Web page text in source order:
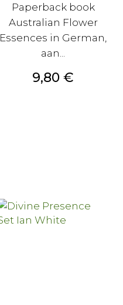
Paperback book
Australian Flower
Essences in German,
aan...
Prezzo
9,80 €